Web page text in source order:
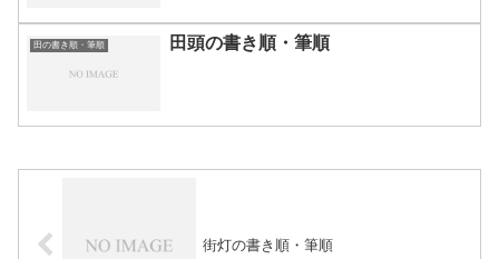
田の書き順・筆順 田頭の書き順・筆順
街灯の書き順・筆順